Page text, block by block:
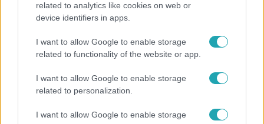
related to analytics like cookies on web or
device identifiers in apps.
I want to allow Google to enable storage
related to functionality of the website or app.
I want to allow Google to enable storage
related to personalization.
I want to allow Google to enable storage
Reggeli
„A csúcs opcionális, a biztonságos hazatérés